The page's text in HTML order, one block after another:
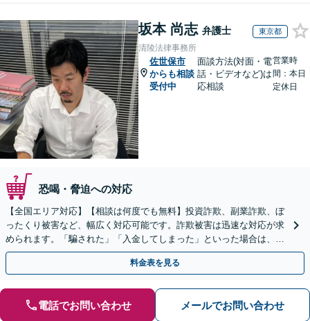
坂本 尚志 弁護士 東京都
清陵法律事務所
佐世保市
からも相談
受付中
面談方法(対面・電
話・ビデオなど)は
応相談
営業時
間：本日
定休日
恐喝・脅迫への対応
【全国エリア対応】【相談は何度でも無料】投資詐欺、副業詐欺、ぼ
ったくり被害など、幅広く対応可能です。詐欺被害は迅速な対応が求
められます。「騙された」「入金してしまった」といった場合は、お
早めにご相談ください。【電話・メール・WEB相談可】
料金表を見る
電話でお問い合わせ メールでお問い合わせ